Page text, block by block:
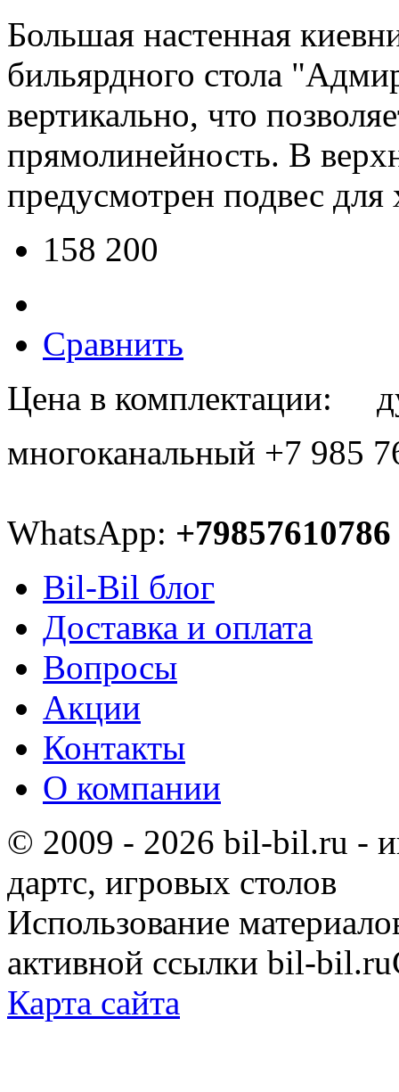
Большая настенная
бильярдного стола
вертикально, что
прямолинейность. В
предусмотрен подвес для
158 200
Сравнить
Цена в комплектации:
многоканальный +7 985
WhatsApp: +79857610786
Bil-Bil блог
Доставка и оплата
Вопросы
Акции
Контакты
О компании
© 2009 - 2026 bil-bil.ru -
дартс, игровых столов
Использование
активной ссылки bil-bil.ru
Карта сайта